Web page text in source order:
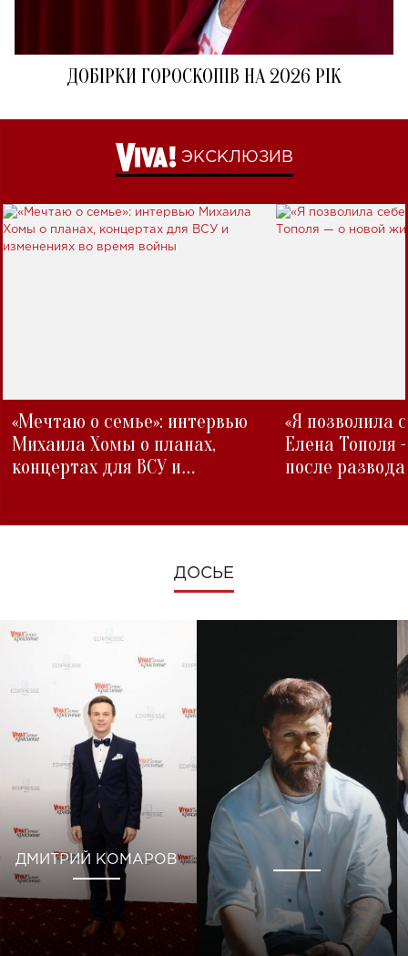
ДОБІРКИ ГОРОСКОПІВ НА 2026 РІК
ЭКСКЛЮЗИВ
«Мечтаю о семье»: интервью
Михаила Хомы о планах,
концертах для ВСУ и
«Я позволила
Елена Тополя
после развода
ДОСЬЕ
ДМИТРИЙ КОМАРОВ